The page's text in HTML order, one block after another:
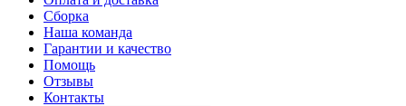
Сборка
Наша команда
Гарантии и качество
Помощь
Отзывы
Контакты